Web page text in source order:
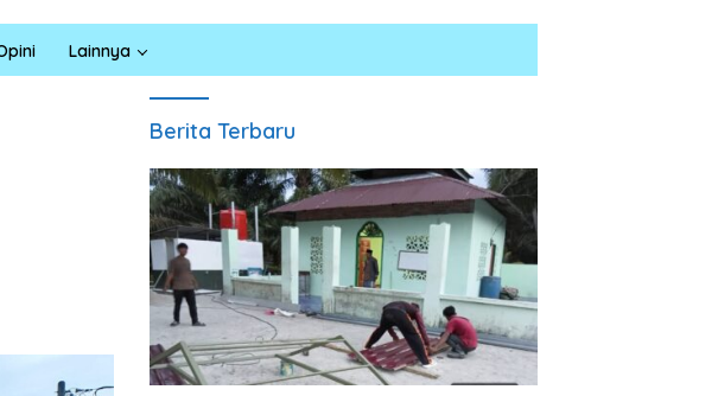
Lainnya
Berita Terbaru